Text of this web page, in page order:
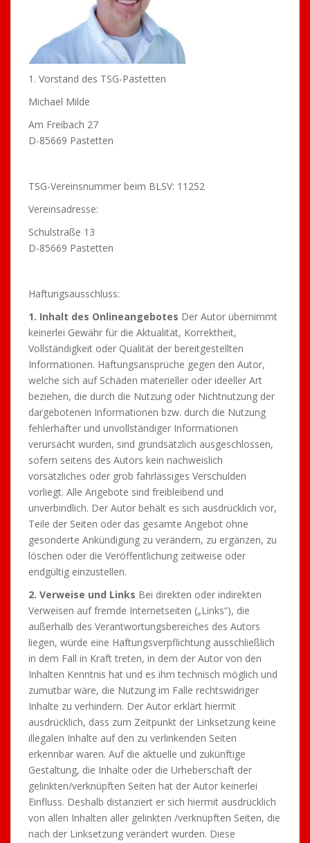
1. Vorstand des TSG-Pastetten
Michael Milde
Am Freibach 27
D-85669 Pastetten
TSG-Vereinsnummer beim BLSV: 11252
Vereinsadresse:
Schulstraße 13
D-85669 Pastetten
Haftungsausschluss:
1. Inhalt des Onlineangebotes Der Autor übernimmt
keinerlei Gewähr für die Aktualität, Korrektheit,
Vollständigkeit oder Qualität der bereitgestellten
Informationen. Haftungsansprüche gegen den Autor,
welche sich auf Schäden materieller oder ideeller Art
beziehen, die durch die Nutzung oder Nichtnutzung der
dargebotenen Informationen bzw. durch die Nutzung
fehlerhafter und unvollständiger Informationen
verursacht wurden, sind grundsätzlich ausgeschlossen,
sofern seitens des Autors kein nachweislich
vorsätzliches oder grob fahrlässiges Verschulden
vorliegt. Alle Angebote sind freibleibend und
unverbindlich. Der Autor behält es sich ausdrücklich vor,
Teile der Seiten oder das gesamte Angebot ohne
gesonderte Ankündigung zu verändern, zu ergänzen, zu
löschen oder die Veröffentlichung zeitweise oder
endgültig einzustellen.
2. Verweise und Links Bei direkten oder indirekten
Verweisen auf fremde Internetseiten („Links“), die
außerhalb des Verantwortungsbereiches des Autors
liegen, würde eine Haftungsverpflichtung ausschließlich
in dem Fall in Kraft treten, in dem der Autor von den
Inhalten Kenntnis hat und es ihm technisch möglich und
zumutbar wäre, die Nutzung im Falle rechtswidriger
Inhalte zu verhindern. Der Autor erklärt hiermit
ausdrücklich, dass zum Zeitpunkt der Linksetzung keine
illegalen Inhalte auf den zu verlinkenden Seiten
erkennbar waren. Auf die aktuelle und zukünftige
Gestaltung, die Inhalte oder die Urheberschaft der
gelinkten/verknüpften Seiten hat der Autor keinerlei
Einfluss. Deshalb distanziert er sich hiermit ausdrücklich
von allen Inhalten aller gelinkten /verknüpften Seiten, die
nach der Linksetzung verändert wurden. Diese